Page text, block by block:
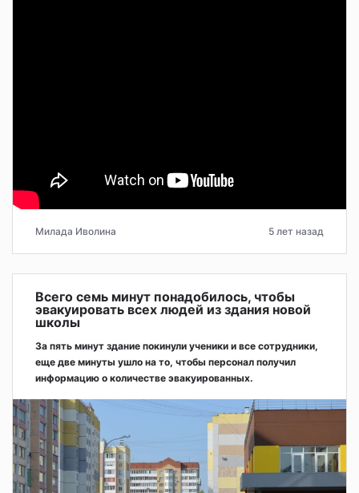
Милада Иволина 5 лет назад
Всего семь минут понадобилось, чтобы
эвакуировать всех людей из здания новой
школы
За пять минут здание покинули ученики и все сотрудники,
еще две минуты ушло на то, чтобы персонал получил
информацию о количестве эвакуированных.